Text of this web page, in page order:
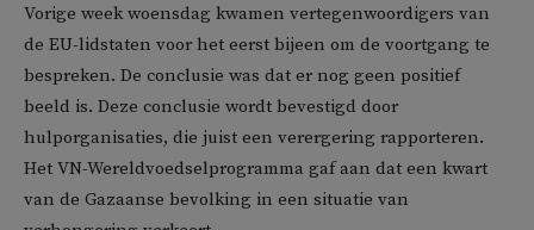
Vorige week woensdag kwamen vertegenwoordigers van
de EU-lidstaten voor het eerst bijeen om de voortgang te
bespreken. De conclusie was dat er nog geen positief
beeld is. Deze conclusie wordt bevestigd door
hulporganisaties, die juist een verergering rapporteren.
Het VN-Wereldvoedselprogramma gaf aan dat een kwart
van de Gazaanse bevolking in een situatie van